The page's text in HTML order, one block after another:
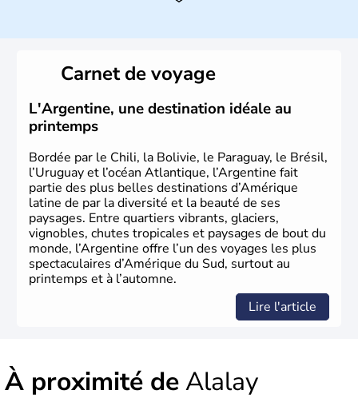
Carnet de voyage
L'Argentine, une destination idéale au
printemps
Bordée par le Chili, la Bolivie, le Paraguay, le Brésil,
l’Uruguay et l’océan Atlantique, l’Argentine fait
partie des plus belles destinations d’Amérique
latine de par la diversité et la beauté de ses
paysages. Entre quartiers vibrants, glaciers,
vignobles, chutes tropicales et paysages de bout du
monde, l’Argentine offre l’un des voyages les plus
spectaculaires d’Amérique du Sud, surtout au
printemps et à l’automne.
Lire l'article
À proximité deAlalay